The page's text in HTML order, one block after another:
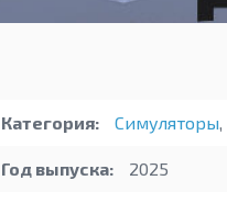
Категория: Симуляторы,
Год выпуска: 2025